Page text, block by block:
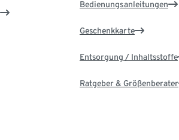
Bedienungsanleitungen
Geschenkkarte
Entsorgung / Inhaltsstoffe
Ratgeber & Größenberater